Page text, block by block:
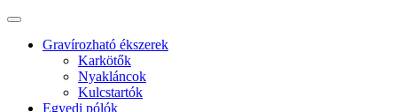
Gravírozható ékszerek
Karkötők
Nyakláncok
Kulcstartók
Egyedi pólók